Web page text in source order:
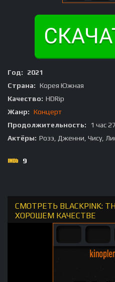
Год:
2021
Страна: Корея Южная
Качество: HDRip
Жанр: Концерт
Продолжительность:
1 час
Актёры: Розэ, Дженни, Чису,
9
СМОТРЕТЬ BLACKPINK:
ХОРОШЕМ КАЧЕСТВЕ